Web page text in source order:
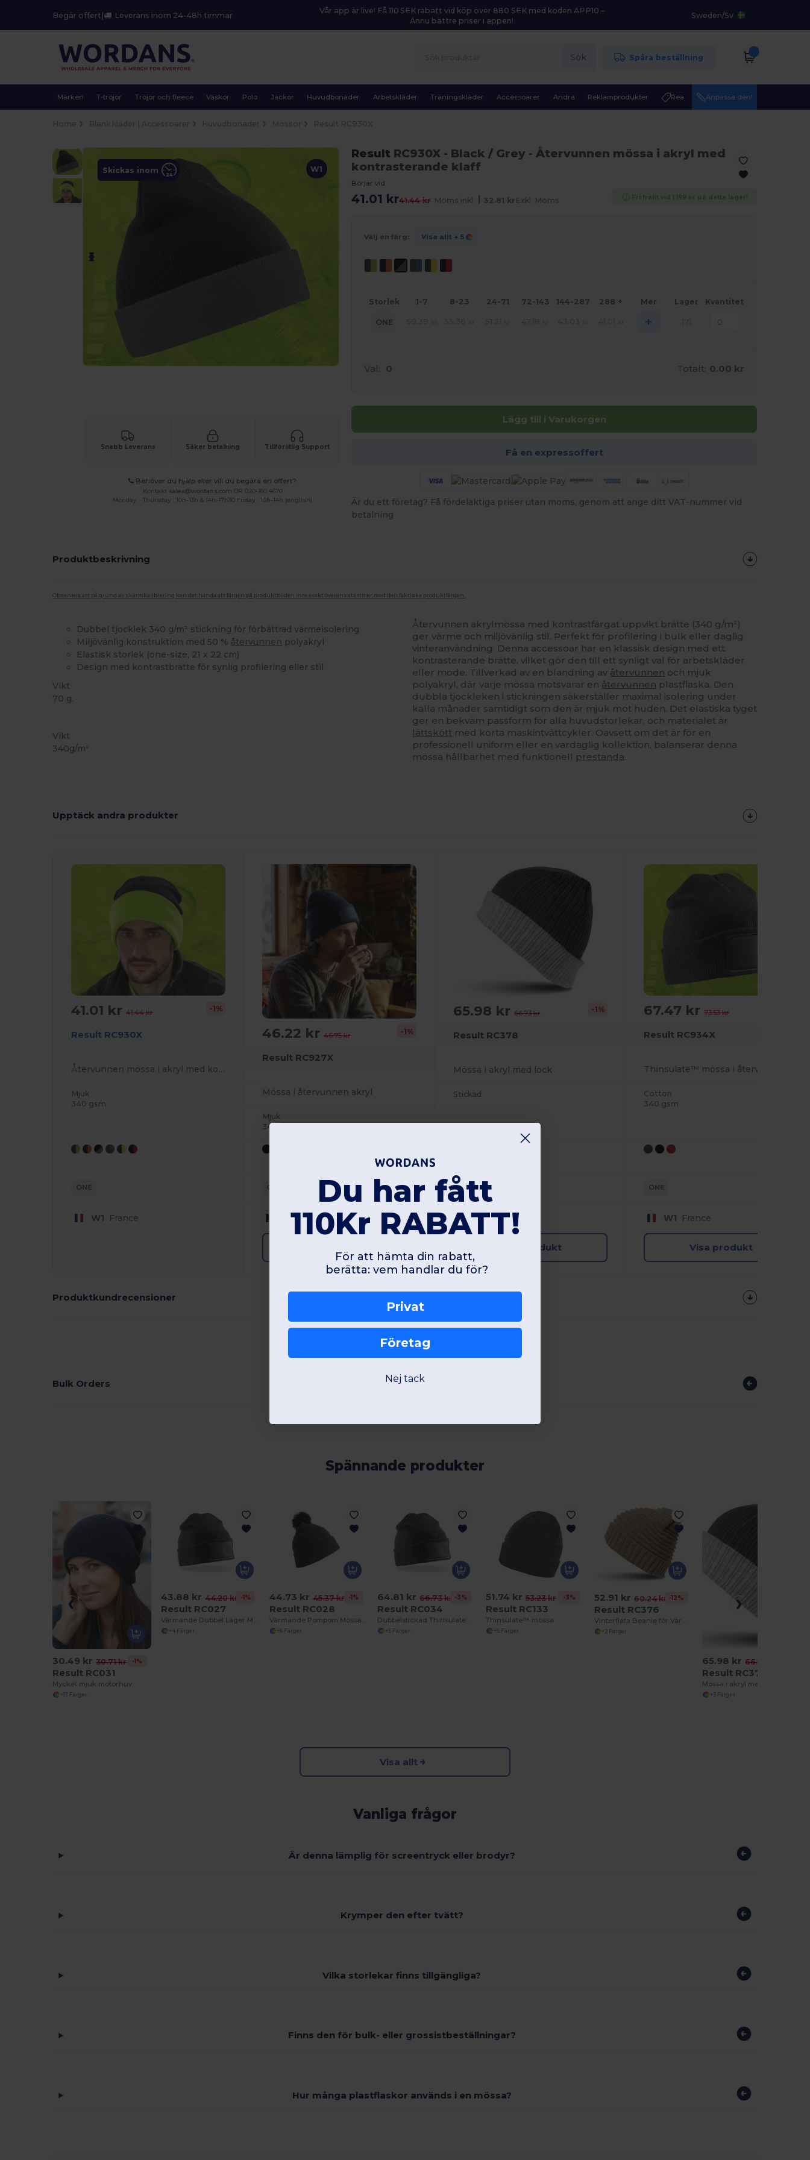
Begär offert | Leverans inom 24-48h timmar
Vår app är live! Få 110 SEK rabatt vid köp över 880 SEK med koden APP10 –
Ännu bättre priser i appen!
Sweden/Sv
Sök Spåra beställning
Märken T-tröjor Tröjor och fleece Väskor Polo Jackor Huvudbonader Arbetskläder Träningskläder Accessoarer Andra Reklamprodukter Rea Anpassa den!
W1
Skickas inom
Snabb Leverans Säker betalning Tillförlitlig Support
Behöver du hjälp eller vill du begära en offert?
Kontakt sales@wordans.com OR 020-160 4670
Monday - Thursday : 10h-13h & 14h-17h30 Friday : 10h-14h (english)
Result RC930X - Black / Grey- Återvunnen mössa i akryl med
kontrasterande klaff
Börjar vid
41.01 kr41.44 kr Moms inkl. | 32.81 kr Exkl. Moms Fri frakt vid 1 199 kr på detta lager!
Välj en färg: Visa allt + 5
Storlek 1-7 8-23 24-71 72-143 144-287 288 + Mer Lager Kvantitet
ONE +
Val: 0 Totalt: 0.00 kr
Lägg till i Varukorgen
Få en expressoffert
Är du ett företag? Få fördelaktiga priser utan moms, genom att ange ditt VAT-nummer vid
betalning
Produktbeskrivning
Observera att på grund av skärmkalibrering kan det hända att färgen på produktbilden inte exakt överensstämmer med den faktiska produktfärgen.
Dubbel tjocklek 340 g/m² stickning för förbättrad värmeisolering
Miljövänlig konstruktion med 50 % återvunnen polyakryl
Elastisk storlek (one-size, 21 x 22 cm)
Design med kontrastbrätte för synlig profilering eller stil
Vikt
70 g.
Vikt
340g/m²
Återvunnen akrylmössa med kontrastfärgat uppvikt brätte (340 g/m²)
ger värme och miljövänlig stil. Perfekt för profilering i bulk eller daglig
vinteranvändning. Denna accessoar har en klassisk design med ett
kontrasterande brätte, vilket gör den till ett synligt val för arbetskläder
eller mode. Tillverkad av en blandning av återvunnen och mjuk
polyakryl, där varje mössa motsvarar en återvunnen plastflaska. Den
dubbla tjockleken i stickningen säkerställer maximal isolering under
kalla månader samtidigt som den är mjuk mot huden. Det elastiska tyget
ger en bekväm passform för alla huvudstorlekar, och materialet är
lättskött med korta maskintvättcykler. Oavsett om det är för en
professionell uniform eller en vardaglig kollektion, balanserar denna
mössa hållbarhet med funktionell prestanda.
Upptäck andra produkter
41.01 kr41.44 kr -1%
Result RC930X
Återvunnen mössa i akryl med kontrasterande klaff
Mjuk
340 gsm
ONE
W1 France
46.22 kr 46.75 kr -1%
Result RC927X
Mössa i återvunnen akryl
Mjuk
340 gsm
ONE
W1 France
65.98 kr66.73 kr -1%
Result RC378
Mössa i akryl med lock
Stickad
0
W1France
Visa produkt
67.47 kr73.53 kr
Result RC934X
Cotton
340 gsm
ONE
W1 France
Visa produkt
Produktkundrecensioner
Lägg till en recension
Bulk Orders
Spännande produkter
30.49 kr 30.71 kr -1%
Result RC031
Mycket mjuk motorhuv
+17 Färger
43.88 kr 44.20 kr -1%
Result RC027
+4 Färger
44.73 kr 45.37 kr -1%
Result RC028
+6 Färger
64.81 kr 66.73 kr -3%
Result RC034
+5 Färger
51.74 kr 53.23 kr -3%
Result RC133
Thinsulate™ mössa
+5 Färger
52.91 kr 60.24 kr -12%
Result RC376
+2 Färger
65.98 kr 66.73 kr
Result RC378
Mössa i akryl med lock
+3 Färger
Visa allt
Vanliga frågor
Är denna lämplig för screentryck eller brodyr?
Krymper den efter tvätt?
Vilka storlekar finns tillgängliga?
Finns den för bulk- eller grossistbeställningar?
Hur många plastflaskor används i en mössa?
Du har fått
110Kr RABATT!
För att hämta din rabatt,
berätta: vem handlar du för?
Privat
Företag
Nej tack